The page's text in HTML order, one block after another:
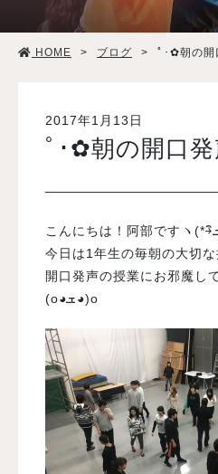
学校紹介・教育システム
学生生活
入試案内
学校情報
オープンキャンパス
訪問者別メニュー
HOME > ブログ > ﾟ･✿朝の開
2017年1月13日
ﾟ･✿朝の開口
今日は1年生の毎朝の大切な
開口発声の授業にお邪魔し
(o◕ܫ◕)o